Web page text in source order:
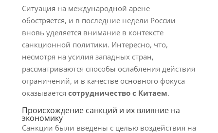
Ситуация на международной арене
обостряется, и в последние недели России
вновь уделяется внимание в контексте
санкционной политики. Интересно, что,
несмотря на усилия западных стран,
рассматриваются способы ослабления действия
ограничений, и в качестве основного фокуса
оказывается сотрудничество с Китаем.
Происхождение санкций и их влияние на
экономику
Санкции были введены с целью воздействия на